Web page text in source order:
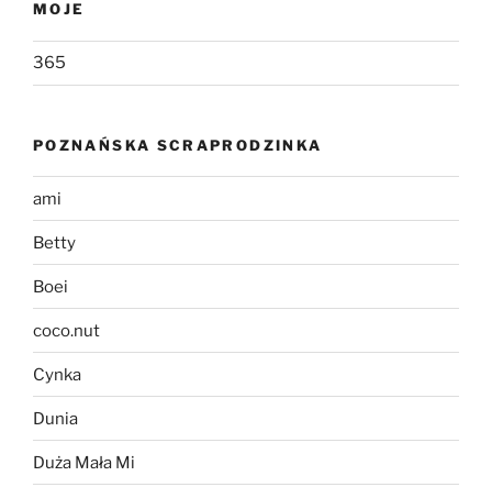
MOJE
365
POZNAŃSKA SCRAPRODZINKA
ami
Betty
Boei
coco.nut
Cynka
Dunia
Duża Mała Mi